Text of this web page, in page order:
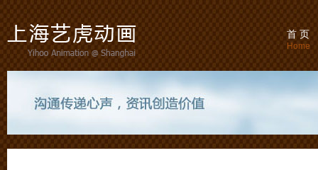
首 页
Home